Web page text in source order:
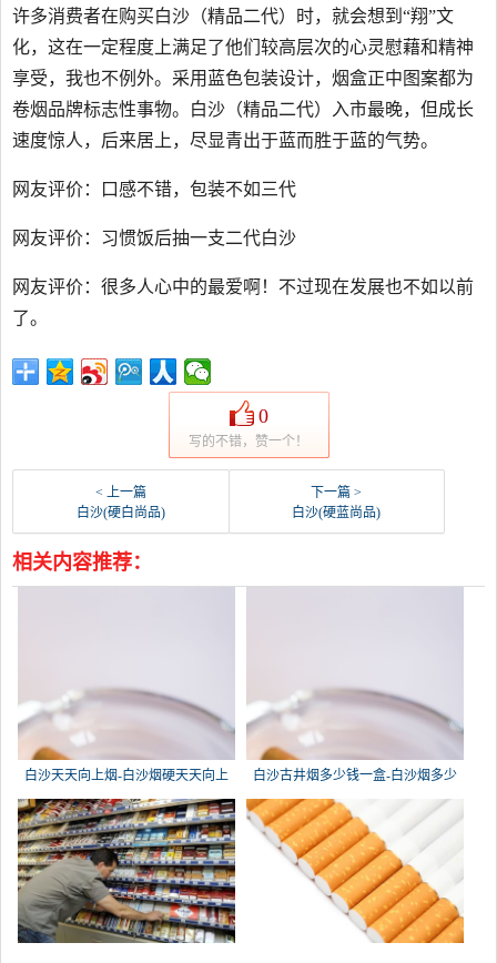
许多消费者在购买白沙（精品二代）时，就会想到“翔”文
化，这在一定程度上满足了他们较高层次的心灵慰藉和精神
享受，我也不例外。采用蓝色包装设计，烟盒正中图案都为
卷烟品牌标志性事物。白沙（精品二代）入市最晚，但成长
速度惊人，后来居上，尽显青出于蓝而胜于蓝的气势。
网友评价：口感不错，包装不如三代
网友评价：习惯饭后抽一支二代白沙
网友评价：很多人心中的最爱啊！不过现在发展也不如以前
了。
0
写的不错，赞一个！
< 上一篇
白沙(硬白尚品)
下一篇 >
白沙(硬蓝尚品)
相关内容推荐：
白沙天天向上烟-白沙烟硬天天向上 白沙古井烟多少钱一盒-白沙烟多少